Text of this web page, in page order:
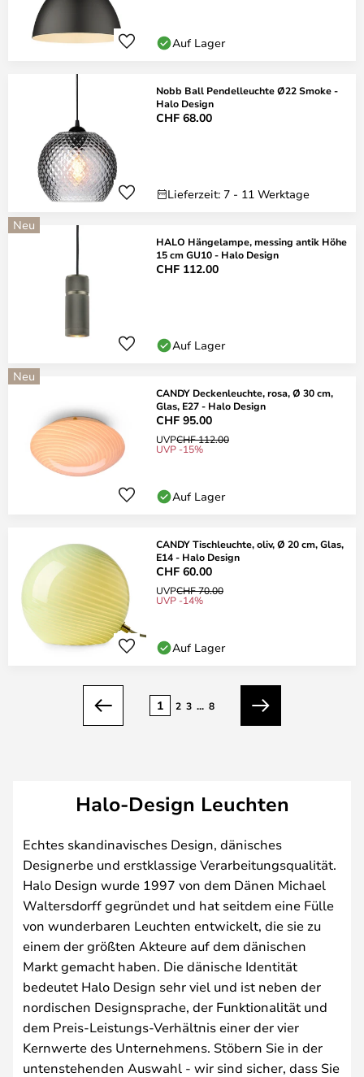
Auf Lager
Nobb Ball Pendelleuchte Ø22 Smoke -
Halo Design
CHF 68.00
Lieferzeit: 7 - 11 Werktage
Neu
HALO Hängelampe, messing antik Höhe
15 cm GU10 - Halo Design
CHF 112.00
Auf Lager
Neu
CANDY Deckenleuchte, rosa, Ø 30 cm,
Glas, E27 - Halo Design
CHF 95.00
UVPCHF 112.00
UVP -15%
Auf Lager
CANDY Tischleuchte, oliv, Ø 20 cm, Glas,
E14 - Halo Design
CHF 60.00
UVPCHF 70.00
UVP -14%
Auf Lager
Zurück
1 2 3 ... 8
Weiter
Halo-Design Leuchten
Echtes skandinavisches Design, dänisches
Designerbe und erstklassige Verarbeitungsqualität.
Halo Design wurde 1997 von dem Dänen Michael
Waltersdorff gegründet und hat seitdem eine Fülle
von wunderbaren Leuchten entwickelt, die sie zu
einem der größten Akteure auf dem dänischen
Markt gemacht haben. Die dänische Identität
bedeutet Halo Design sehr viel und ist neben der
nordischen Designsprache, der Funktionalität und
dem Preis-Leistungs-Verhältnis einer der vier
Kernwerte des Unternehmens. Stöbern Sie in der
untenstehenden Auswahl - wir sind sicher, dass Sie